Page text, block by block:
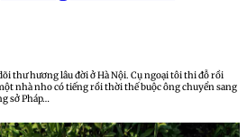
thư hương lâu đời ở Hà Nội. Cụ ngoại tôi thi đỗ rồi
nhà nho có tiếng rồi thời thế buộc ông chuyển sang
sở Pháp…